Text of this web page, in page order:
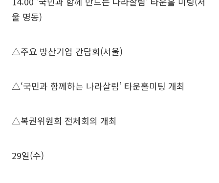
울 명동)
△주요 방산기업 간담회(서울)
△‘국민과 함께하는 나라살림’ 타운홀미팅 개최
△복권위원회 전체회의 개최
29일(수)